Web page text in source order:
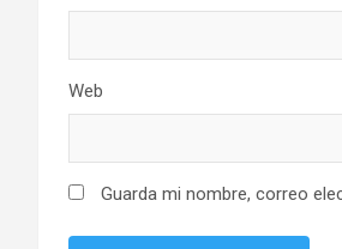
Web
Guarda mi nombre, correo